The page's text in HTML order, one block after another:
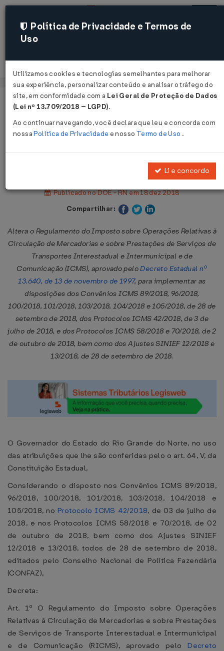
Acessar
Página Inicial
Legislações
Decreto Nº 28606 DE 17/12/2018
Publicado no DOE - RN em 18 dez 2018
Compartilhar:
Altera o Regulamento do Imposto sobre Operações Relativas à
Circulação de Mercadorias e sobre Prestações de Serviços de
Transportes Interestadual e Intermunicipal e de
Comunicação (ICMS), aprovado peloDecreto Estadual nº
13.640, de 13 de novembro de 1997, para implementar as
disposições dos Convênios ICMS 89/2018, 96/2018,
100/2018, 101/2018, 103/2018, 104/2018 e 105/2018, de 28 de
setembro de 2018, dos Protocolos ICMS 42/2018, de 3 de
julho de 2018, e dos Protocolos ICMS 58/2018 e 70/2018, de 2
de outubro de 2018, bem como dos Ajustes SINIEF 12/2018 e
13/2018, de 28 de setembro de 2018.
O Governador do Estado do Rio Grande do Norte, no uso
das atribuições que lhe são conferidas pelo o art. 64, V, da
Constituição Estadual,
Considerando o disposto nos Convênios ICMS 89/2018,
96/2018, 100/2018, 101/2018, 103/2018, 104/2018 e
105/2018, no Protocolo ICMS 42/2018, de 03 de julho de
2018, e nos Protocolos ICMS 58/2018 e 70/2018, de 02
de outubro de 2018, bem como dos Ajustes SINIEF
12/2018 e 13/2018, todos de 28 de setembro de 2018,
editados pelo Conselho Nacional de Política Fazendária
(CONFAZ),
Decreta:
Art. 1º O Regulamento do Imposto sobre Operações
Relativas à Circulação de Mercadorias e sobre Prestações
de Serviços de Transporte Interestadual e Intermunicipal
e de Comunicação (RICMS), aprovado pelo Decreto
Política de Privacidade e Termos de
Uso
Utilizamos cookies e tecnologias semelhantes para melhorar
sua experiência, personalizar conteúdo e analisar o tráfego do
site, em conformidade com a Lei Geral de Proteção de Dados
(Lei nº 13.709/2018 – LGPD).
Ao continuar navegando, você declara que leu e concorda com
nossaPolítica de Privacidade e nosso Termo de Uso .
Li e concordo